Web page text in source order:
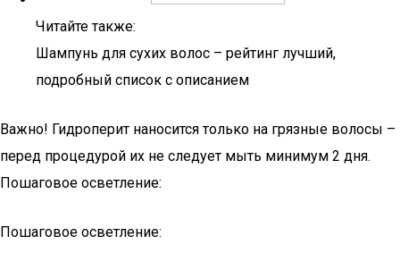
Читайте также:
Шампунь для сухих волос – рейтинг лучший,
подробный список с описанием
Важно! Гидроперит наносится только на грязные волосы –
перед процедурой их не следует мыть минимум 2 дня.
Пошаговое осветление:
Пошаговое осветление: